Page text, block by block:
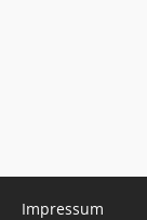
Impressum